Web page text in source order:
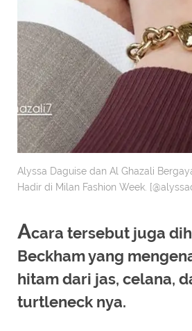
Alyssa Daguise dan Al Ghazali
Hadir di Milan Fashion Week.
Acara tersebut juga
Beckham yang
hitam dari jas, celana,
turtleneck nya.